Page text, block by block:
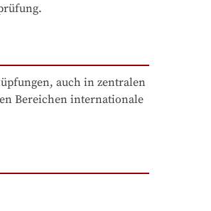
auch in zentralen
Bereichen internationale